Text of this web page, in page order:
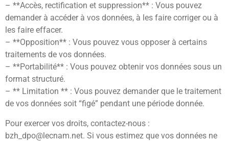
– **Accès, rectification et suppression** : Vous pouvez
demander à accéder à vos données, à les faire corriger ou à
les faire effacer.
– **Opposition** : Vous pouvez vous opposer à certains
traitements de vos données.
– **Portabilité** : Vous pouvez obtenir vos données sous un
format structuré.
– ** Limitation ** : Vous pouvez demander que le traitement
de vos données soit “figé” pendant une période donnée.
Pour exercer vos droits, contactez-nous :
bzh_dpo@lecnam.net. Si vous estimez que vos données ne